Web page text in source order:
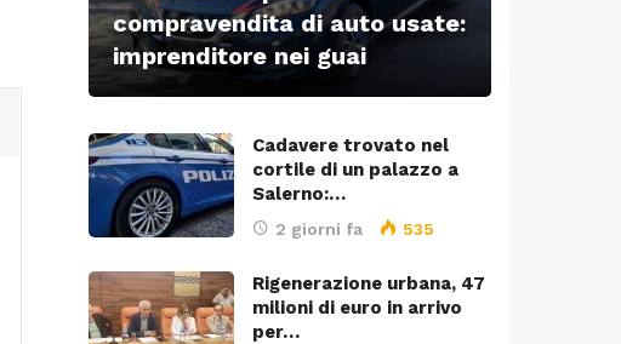
compravendita di auto usate:
imprenditore nei guai
Cadavere trovato nel
cortile di un palazzo a
Salerno:…
2 giorni fa 535
Rigenerazione urbana, 47
milioni di euro in arrivo
per…